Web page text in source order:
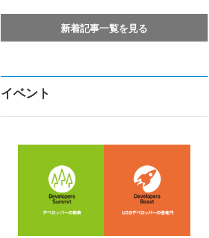
新着記事一覧を見る
イベント